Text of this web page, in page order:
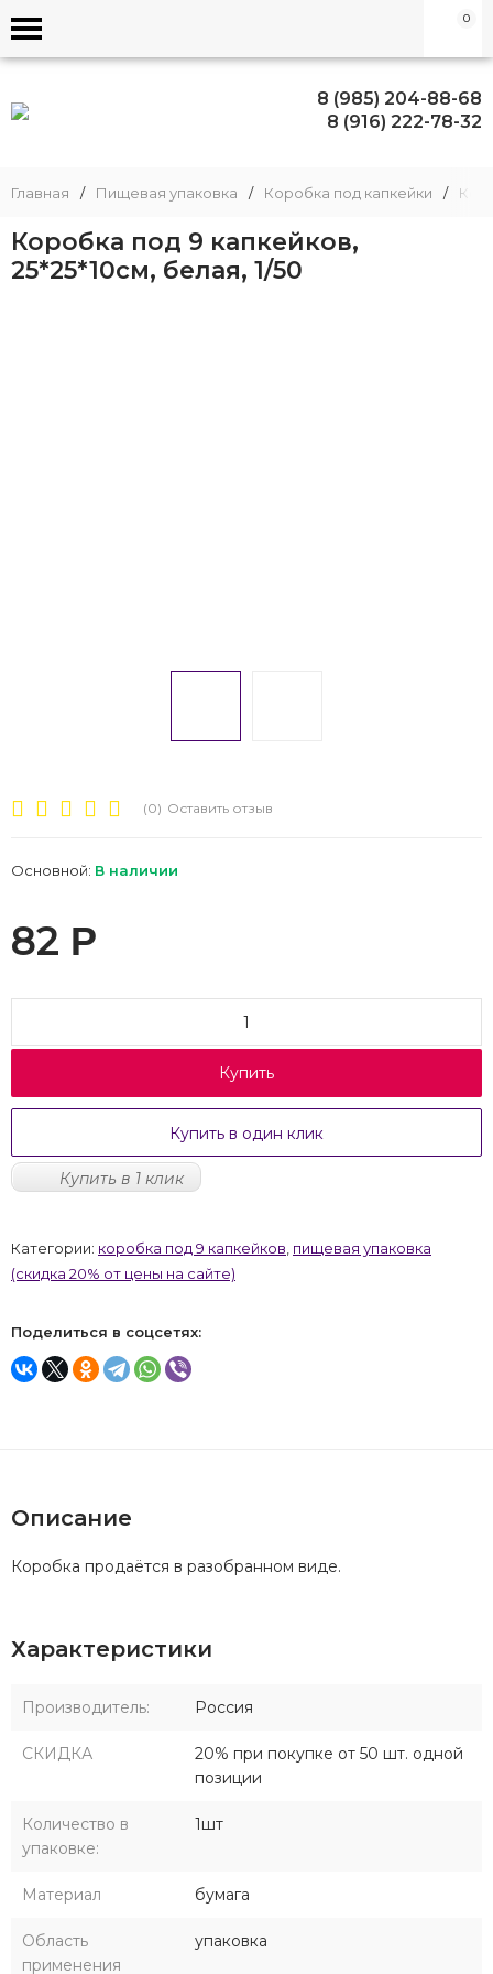
0
8 (985) 204-88-68
8 (916) 222-78-32
Главная / Пищевая упаковка / Коробка под капкейки /
Коробка под 9 капкейков,
25*25*10см, белая, 1/50
(0) Оставить отзыв
Основной: В наличии
82 Р
Купить
Купить в один клик
Купить в 1 клик
Категории: коробка под 9 капкейков пищевая упаковка
(скидка 20% от цены на сайте)
Поделиться в соцсетях:
Описание
Коробка продаётся в разобранном виде.
Характеристики
Производитель: Россия
СКИДКА
20% при покупке от 50 шт. одной
позиции
Количество в
упаковке:
1шт
Материал бумага
Область
применения
упаковка